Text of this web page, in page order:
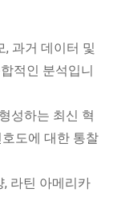
, 과거 데이터 및
적인 분석입니
성하는 최신 혁
도에 대한 통찰
, 라틴 아메리카